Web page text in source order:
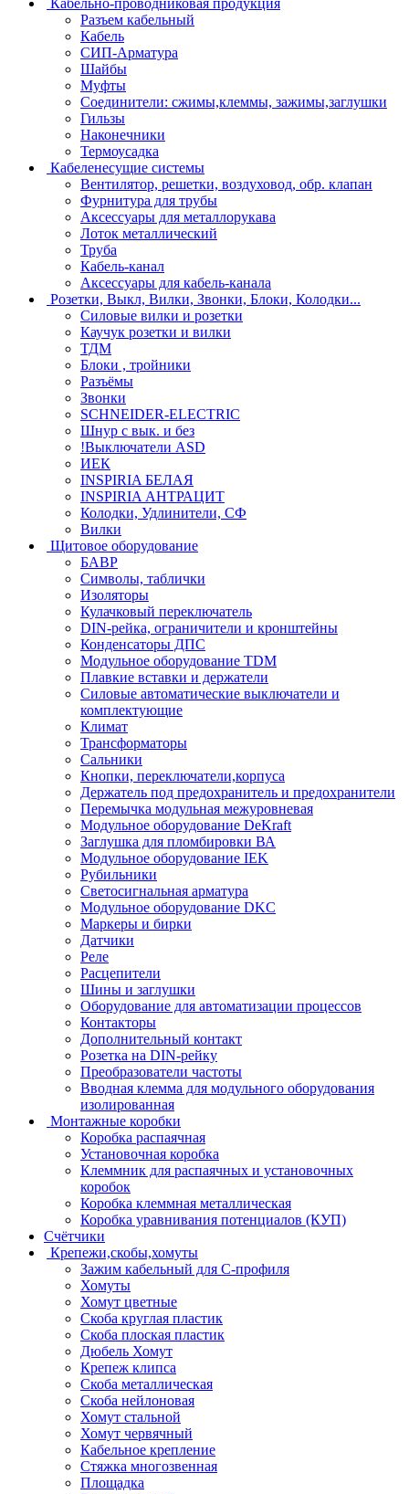
Кабельно-проводниковая продукция
Разъем кабельный
Кабель
СИП-Арматура
Шайбы
Муфты
Соединители: сжимы,клеммы, зажимы,заглушки
Гильзы
Наконечники
Термоусадка
Кабеленесущие системы
Вентилятор, решетки, воздуховод, обр. клапан
Фурнитура для трубы
Аксессуары для металлорукава
Лоток металлический
Труба
Кабель-канал
Аксессуары для кабель-канала
Розетки, Выкл, Вилки, Звонки, Блоки, Колодки...
Силовые вилки и розетки
Каучук розетки и вилки
ТДМ
Блоки , тройники
Разъёмы
Звонки
SCHNEIDER-ELECTRIC
Шнур с вык. и без
!Выключатели ASD
ИЕК
INSPIRIA БЕЛАЯ
INSPIRIA АНТРАЦИТ
Колодки, Удлинители, СФ
Вилки
Щитовое оборудование
БАВР
Символы, таблички
Изоляторы
Кулачковый переключатель
DIN-рейка, ограничители и кронштейны
Конденсаторы ДПС
Модульное оборудование TDM
Плавкие вставки и держатели
Силовые автоматические выключатели и
комплектующие
Климат
Трансформаторы
Сальники
Кнопки, переключатели,корпуса
Держатель под предохранитель и предохранители
Перемычка модульная межуровневая
Модульное оборудование DeKraft
Заглушка для пломбировки ВА
Модульное оборудование IEK
Рубильники
Светосигнальная арматура
Модульное оборудование DKC
Маркеры и бирки
Датчики
Реле
Расцепители
Шины и заглушки
Оборудование для автоматизации процессов
Контакторы
Дополнительный контакт
Розетка на DIN-рейку
Преобразователи частоты
Вводная клемма для модульного оборудования
изолированная
Монтажные коробки
Коробка распаячная
Установочная коробка
Клеммник для распаячных и установочных
коробок
Коробка клеммная металлическая
Коробка уравнивания потенциалов (КУП)
Счётчики
Крепежи,скобы,хомуты
Зажим кабельный для С-профиля
Хомуты
Хомут цветные
Скоба круглая пластик
Скоба плоская пластик
Дюбель Хомут
Крепеж клипса
Скоба металлическая
Скоба нейлоновая
Хомут стальной
Хомут червячный
Кабельное крепление
Стяжка многозвенная
Площадка